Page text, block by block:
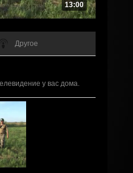
13:00
Другое
у вас дома.